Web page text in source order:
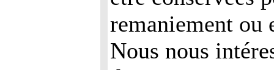
remaniement ou
Nous nous